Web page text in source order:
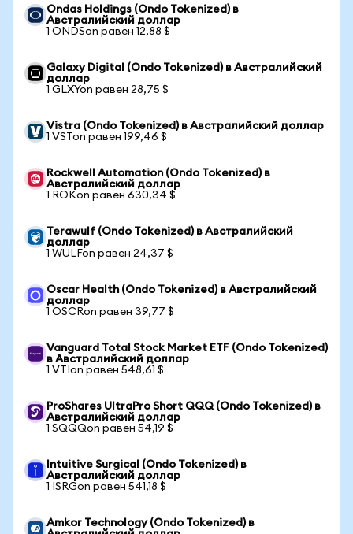
Ondas Holdings (Ondo Tokenized) в
Австралийский доллар
1 ONDSon равен 12,88 $
Galaxy Digital (Ondo Tokenized) в Австралийский
доллар
1 GLXYon равен 28,75 $
Vistra (Ondo Tokenized) в Австралийский доллар
1 VSTon равен 199,46 $
Rockwell Automation (Ondo Tokenized) в
Австралийский доллар
1 ROKon равен 630,34 $
Terawulf (Ondo Tokenized) в Австралийский
доллар
1 WULFon равен 24,37 $
Oscar Health (Ondo Tokenized) в Австралийский
доллар
1 OSCRon равен 39,77 $
Vanguard Total Stock Market ETF (Ondo Tokenized)
в Австралийский доллар
1 VTIon равен 548,61 $
ProShares UltraPro Short QQQ (Ondo Tokenized) в
Австралийский доллар
1 SQQQon равен 54,19 $
Intuitive Surgical (Ondo Tokenized) в
Австралийский доллар
1 ISRGon равен 541,18 $
Amkor Technology (Ondo Tokenized) в